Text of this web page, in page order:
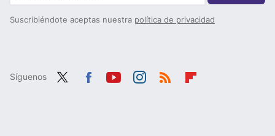
Suscribiéndote aceptas nuestra política de privacidad
Síguenos